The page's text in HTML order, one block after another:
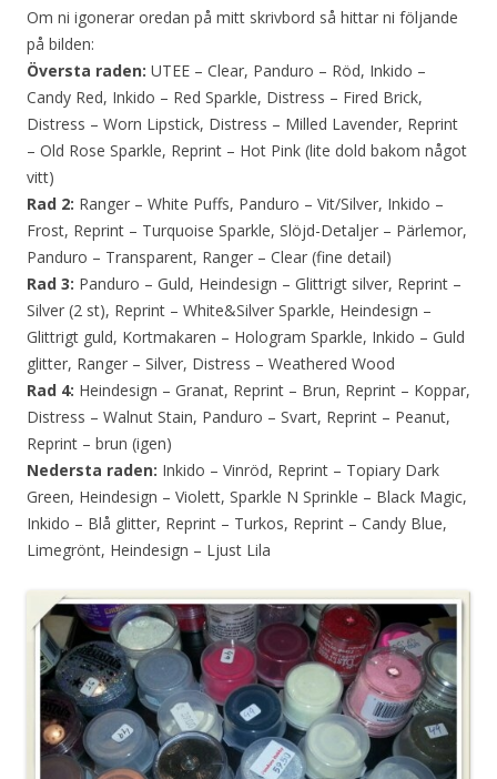
Om ni igonerar oredan på mitt skrivbord så hittar ni följande
på bilden:
Översta raden: UTEE – Clear, Panduro – Röd, Inkido –
Candy Red, Inkido – Red Sparkle, Distress – Fired Brick,
Distress – Worn Lipstick, Distress – Milled Lavender, Reprint
– Old Rose Sparkle, Reprint – Hot Pink (lite dold bakom något
vitt)
Rad 2: Ranger – White Puffs, Panduro – Vit/Silver, Inkido –
Frost, Reprint – Turquoise Sparkle, Slöjd-Detaljer – Pärlemor,
Panduro – Transparent, Ranger – Clear (fine detail)
Rad 3: Panduro – Guld, Heindesign – Glittrigt silver, Reprint –
Silver (2 st), Reprint – White&Silver Sparkle, Heindesign –
Glittrigt guld, Kortmakaren – Hologram Sparkle, Inkido – Guld
glitter, Ranger – Silver, Distress – Weathered Wood
Rad 4: Heindesign – Granat, Reprint – Brun, Reprint – Koppar,
Distress – Walnut Stain, Panduro – Svart, Reprint – Peanut,
Reprint – brun (igen)
Nedersta raden: Inkido – Vinröd, Reprint – Topiary Dark
Green, Heindesign – Violett, Sparkle N Sprinkle – Black Magic,
Inkido – Blå glitter, Reprint – Turkos, Reprint – Candy Blue,
Limegrönt, Heindesign – Ljust Lila